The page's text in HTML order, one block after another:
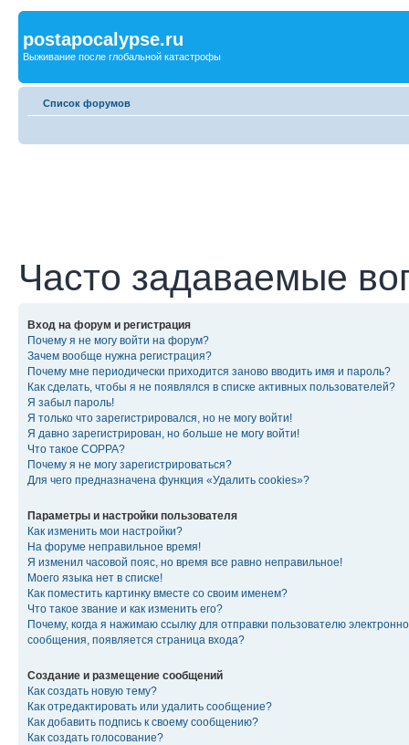
postapocalypse.ru
Выживание после глобальной катастрофы
Список форумов
Часто задаваемые
Вход на форум и регистрация
Почему я не могу войти на форум?
Зачем вообще нужна регистрация?
Почему мне периодически приходится заново вводить имя и пароль?
Как сделать, чтобы я не появлялся в списке активных пользователей?
Я забыл пароль!
Я только что зарегистрировался, но не могу войти!
Я давно зарегистрирован, но больше не могу войти!
Что такое COPPA?
Почему я не могу зарегистрироваться?
Для чего предназначена функция «Удалить cookies»?
Параметры и настройки пользователя
Как изменить мои настройки?
На форуме неправильное время!
Я изменил часовой пояс, но время все равно неправильное!
Моего языка нет в списке!
Как поместить картинку вместе со своим именем?
Что такое звание и как изменить его?
Почему, когда я нажимаю ссылку для отправки пользователю
сообщения, появляется страница входа?
Создание и размещение сообщений
Как создать новую тему?
Как отредактировать или удалить сообщение?
Как добавить подпись к своему сообщению?
Как создать голосование?